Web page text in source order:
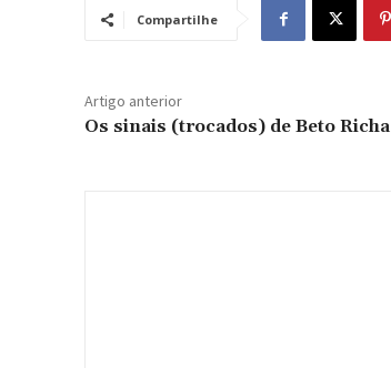
Compartilhe
Artigo anterior
Os sinais (trocados) de Beto Richa